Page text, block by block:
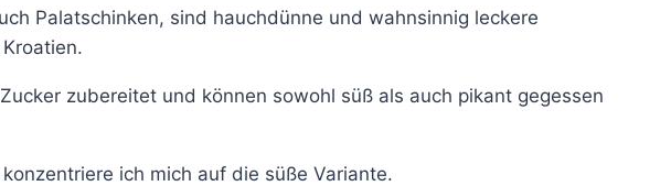
Palatschinken, sind hauchdünne und wahnsinnig leckere
zubereitet und können sowohl süß als auch pikant gegessen
ich mich auf die süße Variante.